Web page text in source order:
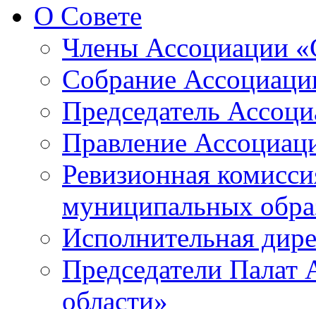
О Совете
Члены Ассоциации
Собрание
Председатель
Правление
Ревизионная
муниципальных
Исполнительная
Председатели
области»